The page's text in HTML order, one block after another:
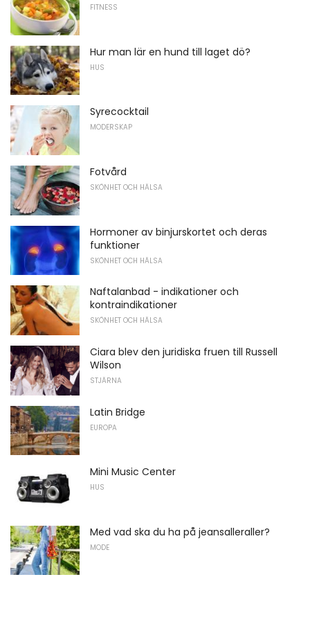
FITNESS
Hur man lär en hund till laget dö?
HUS
Syrecocktail
MODERSKAP
Fotvård
SKÖNHET OCH HÄLSA
Hormoner av binjurskortet och deras
funktioner
SKÖNHET OCH HÄLSA
Naftalanbad - indikationer och
kontraindikationer
SKÖNHET OCH HÄLSA
Ciara blev den juridiska fruen till Russell
Wilson
STJÄRNA
Latin Bridge
EUROPA
Mini Music Center
HUS
Med vad ska du ha på jeansalleraller?
MODE